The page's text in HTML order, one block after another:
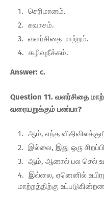
செரிமானம்.
சுவாசம்.
வளர்சிதை மாற்றம்.
கழிவுநீக்கம்.
Answer: c.
Question 11. வளர்சிதை
வரையறுக்கும் பண்பா?
ஆம், எந்த
இல்லை, இது ஒரு
ஆம், ஆனால் பல செல்
இல்லை, ஏனெனில்
மாற்றத்திற்கு